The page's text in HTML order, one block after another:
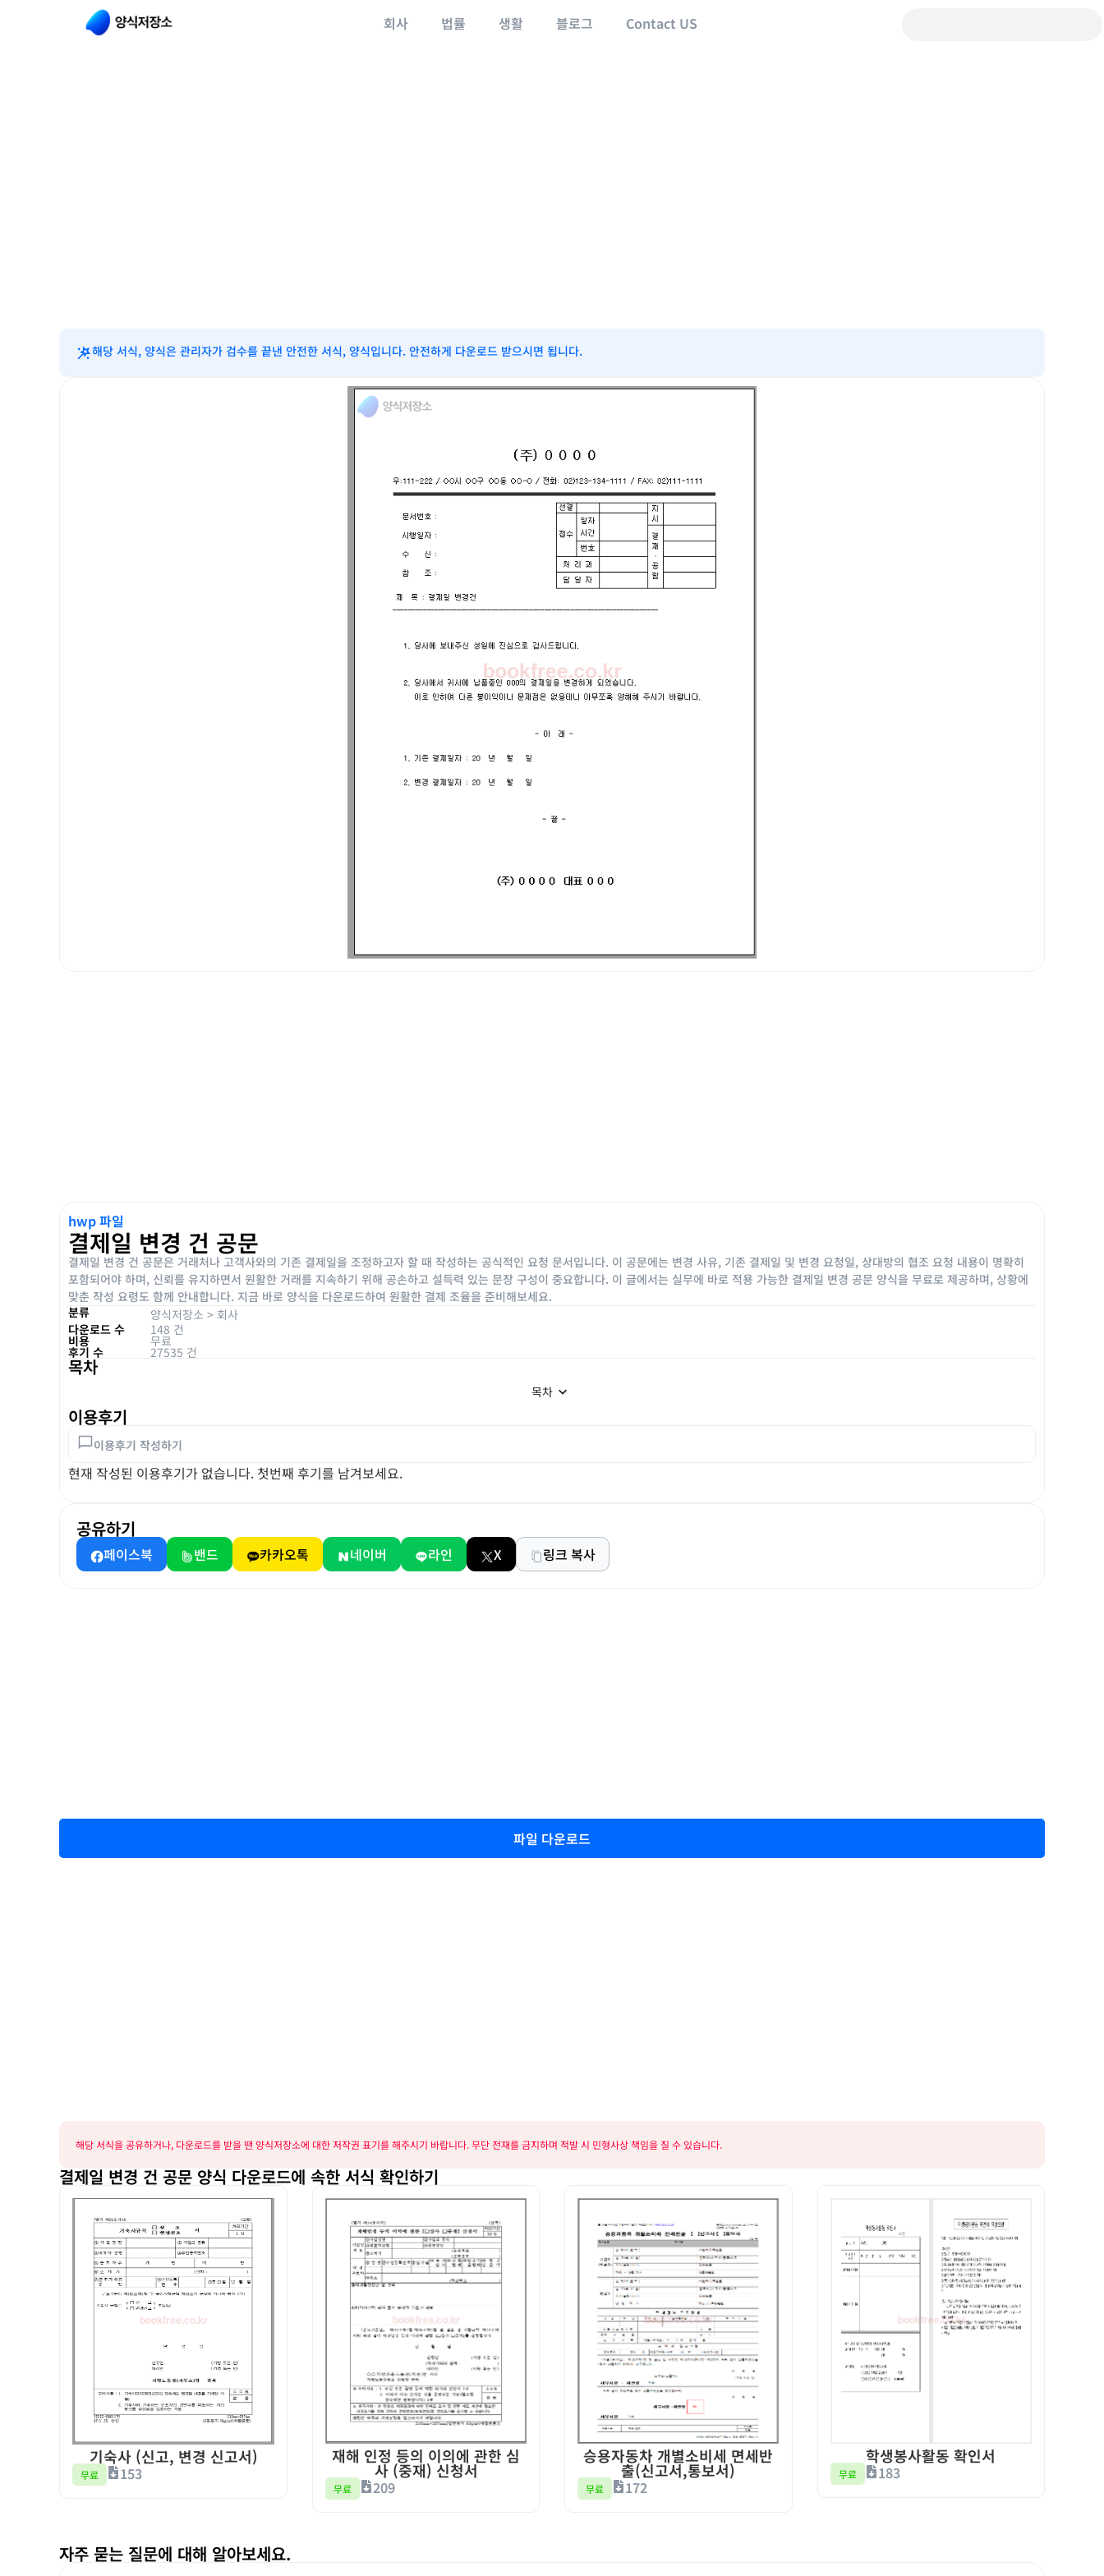
회사 법률 생활 블로그 Contact US
해당 서식, 양식은 관리자가 검수를 끝낸 안전한 서식, 양식입니다. 안전하게 다운로드 받으시면 됩니다.
hwp 파일
결제일 변경 건 공문
결제일 변경 건 공문은 거래처나 고객사와의 기존 결제일을 조정하고자 할 때 작성하는 공식적인 요청 문서입니다. 이 공문에는 변경 사유, 기존 결제일 및 변경 요청일, 상대방의 협조 요청 내용이 명확히
포함되어야 하며, 신뢰를 유지하면서 원활한 거래를 지속하기 위해 공손하고 설득력 있는 문장 구성이 중요합니다. 이 글에서는 실무에 바로 적용 가능한 결제일 변경 공문 양식을 무료로 제공하며, 상황에
맞춘 작성 요령도 함께 안내합니다. 지금 바로 양식을 다운로드하여 원활한 결제 조율을 준비해보세요.
분류
양식저장소 > 회사
다운로드 수
148 건
비용 무료
후기 수 27535 건
목차
목차
이용후기
이용후기 작성하기
현재 작성된 이용후기가 없습니다. 첫번째 후기를 남겨보세요.
공유하기
페이스북 밴드 카카오톡 네이버 라인 X 링크 복사
파일 다운로드
해당 서식을 공유하거나, 다운로드를 받을 땐 양식저장소에 대한 저작권 표기를 해주시기 바랍니다. 무단 전재를 금지하며 적발 시 민형사상 책임을 질 수 있습니다.
결제일 변경 건 공문 양식 다운로드에 속한 서식 확인하기
기숙사 (신고, 변경 신고서)
무료 153
재해 인정 등의 이의에 관한 심
사 (중재) 신청서
무료 209
승용자동차 개별소비세 면세반
출(신고서,통보서)
무료 172
학생봉사활동 확인서
무료 183
자주 묻는 질문에 대해 알아보세요.